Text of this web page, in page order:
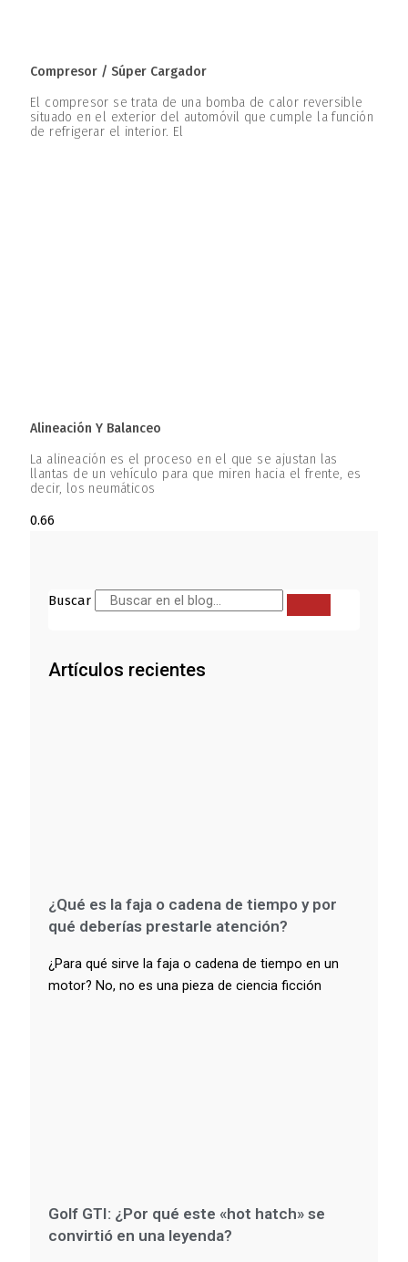
Compresor / Súper Cargador
El compresor se trata de una bomba de calor reversible
situado en el exterior del automóvil que cumple la función
de refrigerar el interior. El
Alineación Y Balanceo
La alineación es el proceso en el que se ajustan las
llantas de un vehículo para que miren hacia el frente, es
decir, los neumáticos
Buscar
Artículos recientes
¿Qué es la faja o cadena de tiempo y por
qué deberías prestarle atención?
¿Para qué sirve la faja o cadena de tiempo en un
motor? No, no es una pieza de ciencia ficción
Golf GTI: ¿Por qué este «hot hatch» se
convirtió en una leyenda?